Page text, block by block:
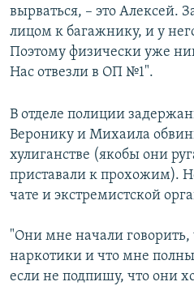
вырваться, – это Алексей.
лицом к багажнику, и у
Поэтому физически уже
Нас отвезли в ОП №1".
В отделе полиции
Веронику и Михаила
хулиганстве (якобы они
приставали к прохожим).
чате и экстремистской
"Они мне начали
наркотики и что мне
если не подпишу, что они